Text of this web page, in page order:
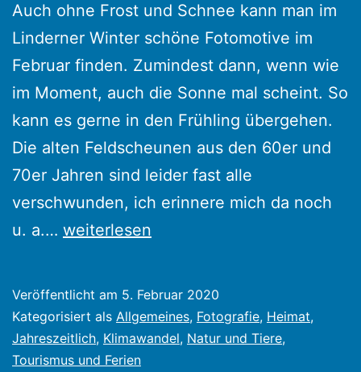
Auch ohne Frost und Schnee kann man im
Linderner Winter schöne Fotomotive im
Februar finden. Zumindest dann, wenn wie
im Moment, auch die Sonne mal scheint. So
kann es gerne in den Frühling übergehen.
Die alten Feldscheunen aus den 60er und
70er Jahren sind leider fast alle
verschwunden, ich erinnere mich da noch
u. a.… Lindern
"Winterbilder"
weiterlesen
Veröffentlicht am 5. Februar 2020
Kategorisiert als Allgemeines, Fotografie, Heimat,
Jahreszeitlich, Klimawandel, Natur und Tiere,
Tourismus und Ferien